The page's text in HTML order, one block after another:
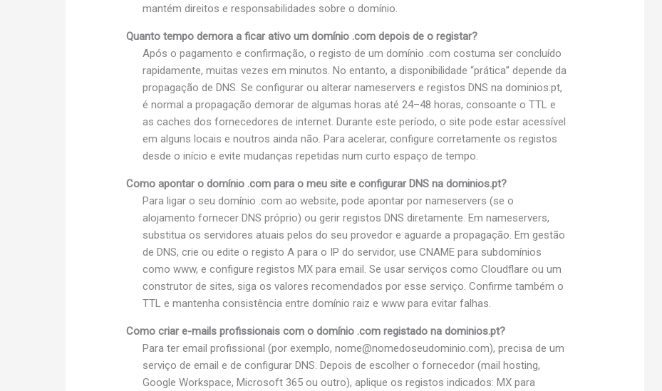
mantém direitos e responsabilidades sobre o domínio.
Quanto tempo demora a ficar ativo um domínio .com depois de o registar?
Após o pagamento e confirmação, o registo de um domínio .com costuma ser concluído
rapidamente, muitas vezes em minutos. No entanto, a disponibilidade “prática” depende da
propagação de DNS. Se configurar ou alterar nameservers e registos DNS na dominios.pt,
é normal a propagação demorar de algumas horas até 24–48 horas, consoante o TTL e
as caches dos fornecedores de internet. Durante este período, o site pode estar acessível
em alguns locais e noutros ainda não. Para acelerar, configure corretamente os registos
desde o início e evite mudanças repetidas num curto espaço de tempo.
Como apontar o domínio .com para o meu site e configurar DNS na dominios.pt?
Para ligar o seu domínio .com ao website, pode apontar por nameservers (se o
alojamento fornecer DNS próprio) ou gerir registos DNS diretamente. Em nameservers,
substitua os servidores atuais pelos do seu provedor e aguarde a propagação. Em gestão
de DNS, crie ou edite o registo A para o IP do servidor, use CNAME para subdomínios
como www, e configure registos MX para email. Se usar serviços como Cloudflare ou um
construtor de sites, siga os valores recomendados por esse serviço. Confirme também o
TTL e mantenha consistência entre domínio raiz e www para evitar falhas.
Como criar e-mails profissionais com o domínio .com registado na dominios.pt?
Para ter email profissional (por exemplo, nome@nomedoseudominio.com), precisa de um
serviço de email e de configurar DNS. Depois de escolher o fornecedor (mail hosting,
Google Workspace, Microsoft 365 ou outro), aplique os registos indicados: MX para